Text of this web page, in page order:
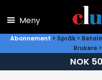
Meny
Abonnement > Språk >
Brukere >
NOK